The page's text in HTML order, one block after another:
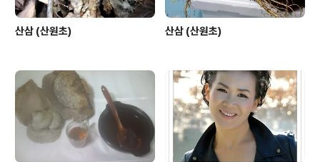
산삼 (산원초) 산삼 (산원초)